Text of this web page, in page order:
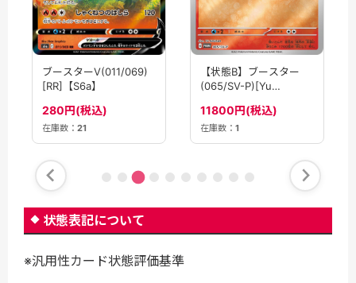
ブースターV(011/069)
[RR]【S6a】
280円(税込)
在庫数： 21
【状態B】ブースター
(065/SV-P)[Yu
11800円(税込)
在庫数： 1
状態表記について
※汎用性カード状態評価基準